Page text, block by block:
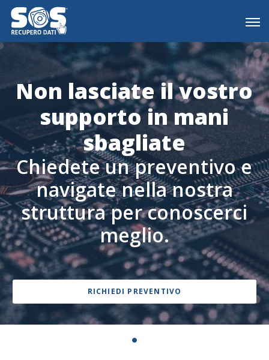
Non lasciate il vostro
supporto in mani
sbagliate
Chiedete un preventivo e
navigate nella nostra
struttura per conoscerci
meglio.
RICHIEDI PREVENTIVO